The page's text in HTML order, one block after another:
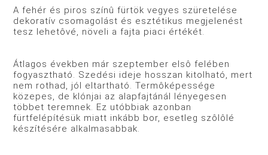
A fehér és piros színû fürtök vegyes szüretelése
dekoratív csomagolást és esztétikus megjelenést
tesz lehetôvé, növeli a fajta piaci értékét.
Átlagos években már szeptember elsô felében
fogyasztható. Szedési ideje hosszan kitolható, mert
nem rothad, jól eltartható. Termôképessége
közepes, de klónjai az alapfajtánál lényegesen
többet teremnek. Ez utóbbiak azonban
fürtfelépítésük miatt inkább bor, esetleg szôlôlé
készítésére alkalmasabbak.